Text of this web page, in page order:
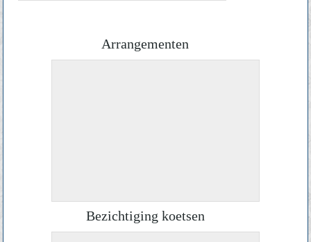
Arrangementen
Bezichtiging koetsen